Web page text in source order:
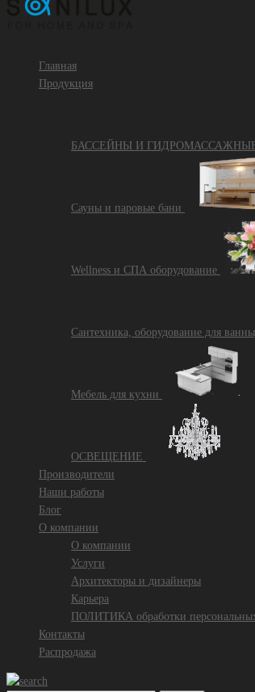
Главная
Продукция
БАССЕЙНЫ И
Сауны и паровые бани
Wellness и СПА оборудование
Сантехника, оборудование для
Mебель для кухни
ОСВЕЩЕНИЕ
Производители
Наши работы
Блог
О компании
О компании
Услуги
Архитекторы и дизайнеры
Карьера
ПОЛИТИКА обработки
Контакты
Распродажа